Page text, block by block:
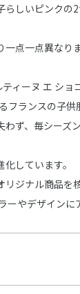
しいピンクの2
点一点異なりま
ーヌ エ ショコ
ランスの子供
ず、毎シーズ
しています。
ジナル商品を核
ーやデザイン